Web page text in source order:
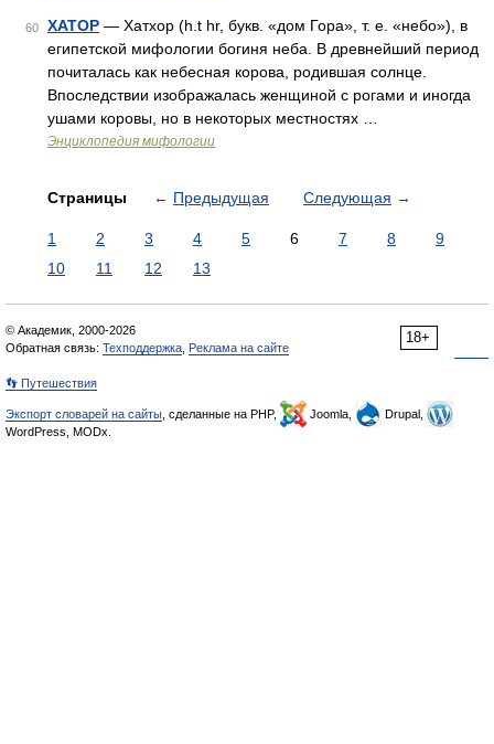
60 ХАТОР — Хатхор (h.t hr, букв. «дом Гора», т. е. «небо»), в
египетской мифологии богиня неба. В древнейший период
почиталась как небесная корова, родившая солнце.
Впоследствии изображалась женщиной с рогами и иногда
ушами коровы, но в некоторых местностях …
Энциклопедия мифологии
Страницы ← Предыдущая Следующая →
1 2 3 4 5 6 7 8
9
10
11 12 13
18+
© Академик, 2000-2026
Обратная связь: Техподдержка Реклама на сайте
👣 Путешествия
Экспорт словарей на сайты , сделанные на PHP, Joomla,
Drupal,
WordPress, MODx.